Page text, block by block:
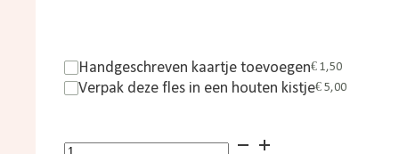
Handgeschreven kaartje toevoegen€ 1,50
Verpak deze fles in een houten kistje€ 5,00
Zweigelt